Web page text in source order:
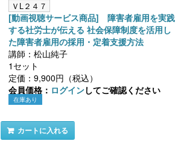
ＶL２４７
[動画視聴サービス商品] 障害者雇用を実践
する社労士が伝える 社会保障制度を活用し
た障害者雇用の採用・定着支援方法
講師：松山純子
1セット
定価：9,900円（税込）
会員価格： ログインしてご確認ください
在庫あり
カートに入れる